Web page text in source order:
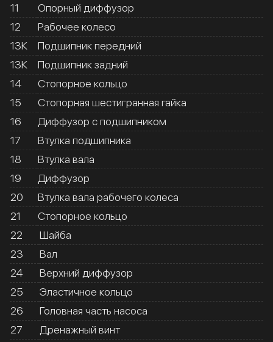
11
Опорный диффузор
12
Рабочее колесо
13К
Подшипник передний
13К
Подшипник задний
14
Стопорное кольцо
15
Стопорная шестигранная гайка
16
Диффузор с подшипником
17
Втулка подшипника
18
Втулка вала
19
Диффузор
20
Втулка вала рабочего колеса
21
Стопорное кольцо
22
Шайба
23
Вал
24
Верхний диффузор
25
Эластичное кольцо
26
Головная часть насоса
27
Дренажный винт